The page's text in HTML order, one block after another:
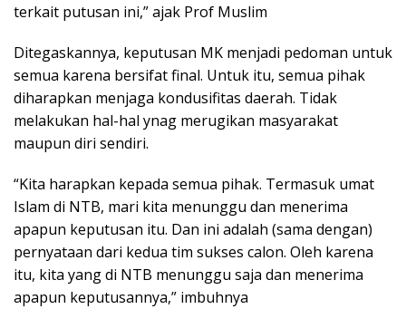
terkait putusan ini,” ajak Prof Muslim
Ditegaskannya, keputusan MK menjadi pedoman untuk
semua karena bersifat final. Untuk itu, semua pihak
diharapkan menjaga kondusifitas daerah. Tidak
melakukan hal-hal ynag merugikan masyarakat
maupun diri sendiri.
“Kita harapkan kepada semua pihak. Termasuk umat
Islam di NTB, mari kita menunggu dan menerima
apapun keputusan itu. Dan ini adalah (sama dengan)
pernyataan dari kedua tim sukses calon. Oleh karena
itu, kita yang di NTB menunggu saja dan menerima
apapun keputusannya,” imbuhnya